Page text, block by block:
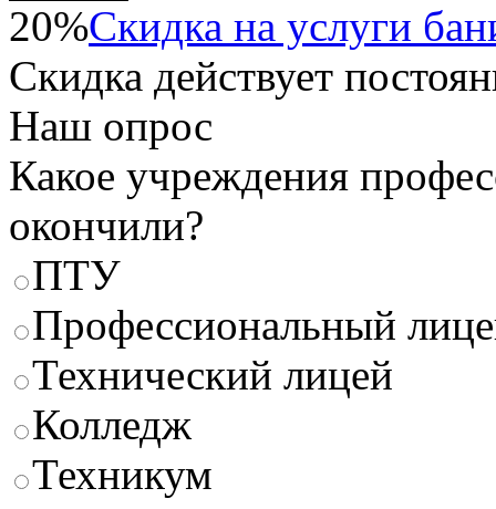
20%Скидка на услуги
Скидка действует
Наш опрос
Какое учреждения
окончили?
ПТУ
Профессиональный
Технический лицей
Колледж
Техникум